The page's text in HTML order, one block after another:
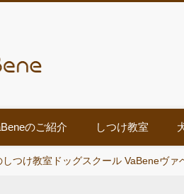
のご紹介 しつけ教室
つけ教室ドッグスクール VaBeneヴァ